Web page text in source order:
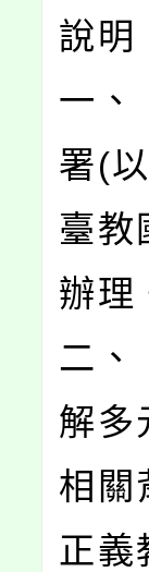
說
一
署(
臺教
辦理
二
解多
相關
正義